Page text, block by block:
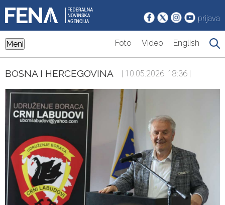
prijava
Meni Foto Video English
BOSNA I HERCEGOVINA | 10.05.2026. 18:36 |